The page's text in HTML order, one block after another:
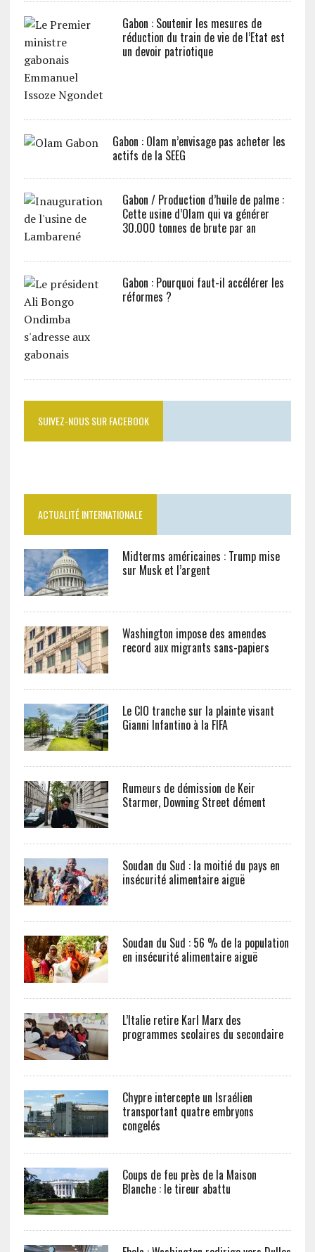
Gabon : Soutenir les mesures de
réduction du train de vie de l’Etat est
un devoir patriotique
Gabon : Olam n’envisage pas acheter les
actifs de la SEEG
Gabon / Production d’huile de palme :
Cette usine d’Olam qui va générer
30.000 tonnes de brute par an
Gabon : Pourquoi faut-il accélérer les
réformes ?
SUIVEZ-NOUS SUR FACEBOOK
ACTUALITÉ INTERNATIONALE
Midterms américaines : Trump mise
sur Musk et l’argent
Washington impose des amendes
record aux migrants sans-papiers
Le CIO tranche sur la plainte visant
Gianni Infantino à la FIFA
Rumeurs de démission de Keir
Starmer, Downing Street dément
Soudan du Sud : la moitié du pays en
insécurité alimentaire aiguë
Soudan du Sud : 56 % de la population
en insécurité alimentaire aiguë
L’Italie retire Karl Marx des
programmes scolaires du secondaire
Chypre intercepte un Israélien
transportant quatre embryons
congelés
Coups de feu près de la Maison
Blanche : le tireur abattu